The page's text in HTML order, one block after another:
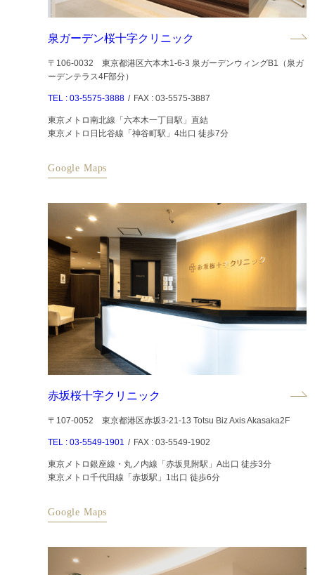
泉ガーデン桜十字クリニック
〒106-0032 東京都港区六本木1-6-3 泉ガーデンウィングB1（泉ガ
ーデンテラス4F部分）
TEL : 03-5575-3888 / FAX : 03-5575-3887
東京メトロ南北線「六本木一丁目駅」直結
東京メトロ日比谷線「神谷町駅」4出口 徒歩7分
Google Maps
赤坂桜十字クリニック
〒107-0052 東京都港区赤坂3-21-13 Totsu Biz Axis Akasaka2F
TEL : 03-5549-1901 / FAX : 03-5549-1902
東京メトロ銀座線・丸ノ内線「赤坂見附駅」A出口 徒歩3分
東京メトロ千代田線「赤坂駅」1出口 徒歩6分
Google Maps